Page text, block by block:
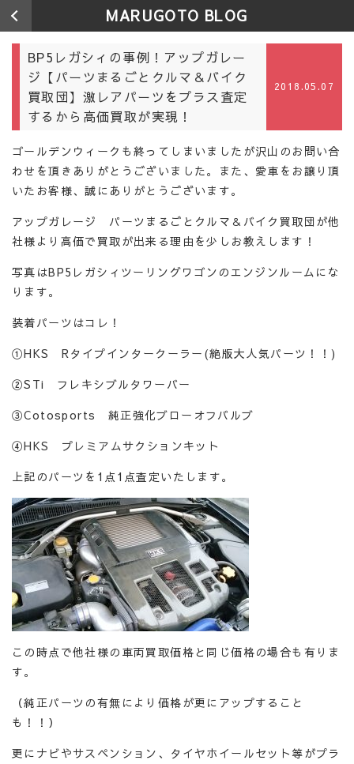
MARUGOTO BLOG
BP5レガシィの事例！アップガレー
ジ【パーツまるごとクルマ＆バイク
買取団】激レアパーツをプラス査定
するから高価買取が実現！
2018.05.07
ゴールデンウィークも終ってしまいましたが沢山のお問い合
わせを頂きありがとうございました。また、愛車をお譲り頂
いたお客様、誠にありがとうございます。
アップガレージ パーツまるごとクルマ＆バイク買取団が他
社様より高価で買取が出来る理由を少しお教えします！
写真はBP5レガシィツーリングワゴンのエンジンルームにな
ります。
装着パーツはコレ！
①HKS Rタイプインタークーラー(絶版大人気パーツ！！)
②STi フレキシブルタワーバー
③Cotosports 純正強化ブローオフバルブ
④HKS プレミアムサクションキット
上記のパーツを1点1点査定いたします。
この時点で他社様の車両買取価格と同じ価格の場合も有りま
す。
（純正パーツの有無により価格が更にアップすること
も！！）
更にナビやサスペンション、タイヤホイールセット等がプラ